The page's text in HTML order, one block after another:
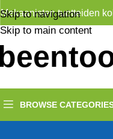
Skip to navigation
Skip to main content
Mekaanisten tuotteiden
BROWSE